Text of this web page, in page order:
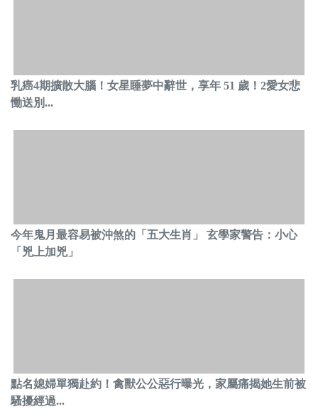
乳癌4期擴散大腦！女星睡夢中辭世，享年 51 歲！2愛女悲
慟送別...
今年鬼月最容易被沖煞的「五大生肖」 玄學家警告：小心
「兇上加兇」
點名媳婦單獨赴約！禽獸公公惡行曝光，家屬痛揭她生前被
騷擾經過...